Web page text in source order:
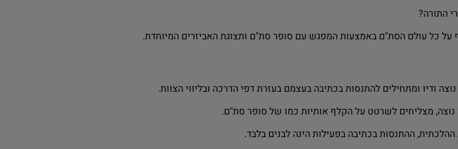
התורה?
כל עולם הסת"ם באמצעות המפגש עם סופר סת"ם ותצוגת האביזרים המיוחדת.
ומתחילים להתנסות בכתיבה בעצמם בעזרת דפי הדרכה ובליווי הצוות.
מצליחים לשרטט על הקלף אותיות כמו של סופר סת"ם.
ההתנסות בכתיבה בפעילות הינה לבנים בלבד.